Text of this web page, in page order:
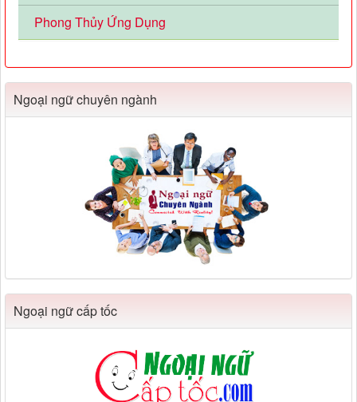
Phong Thủy Ứng Dụng
Ngoại ngữ chuyên ngành
Ngoại ngữ cấp tốc